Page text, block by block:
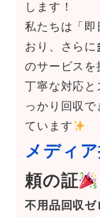
します！
私たちは「即
おり、さらに
のサービスを
丁寧な対応と
っかり回収
ています
メディア
頼の証
不用品回収ゼ